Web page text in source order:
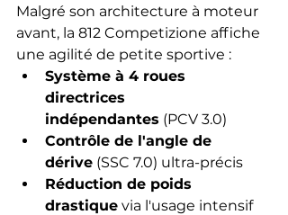
Malgré son architecture à moteur
avant, la 812 Competizione affiche
une agilité de petite sportive :
Système à 4 roues
directrices
indépendantes (PCV 3.0)
Contrôle de l'angle de
dérive (SSC 7.0) ultra-précis
Réduction de poids
drastique via l'usage intensif